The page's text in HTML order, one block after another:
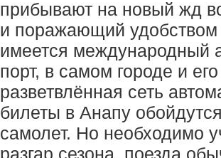
прибывают на новый жд
и поражающий удобством
имеется международный
порт, в самом городе и
разветвлённая сеть
билеты в Анапу
самолет. Но необходимо
разгар сезона, поезда